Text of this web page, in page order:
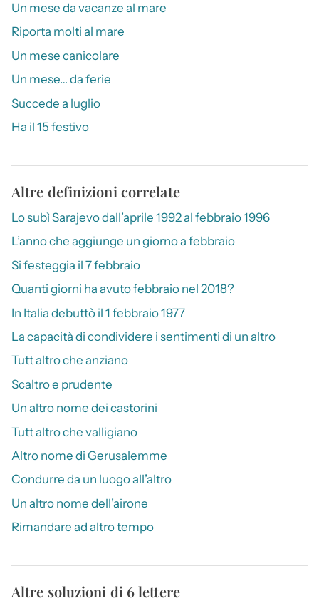
Un mese da vacanze al mare
Riporta molti al mare
Un mese canicolare
Un mese… da ferie
Succede a luglio
Ha il 15 festivo
Altre definizioni correlate
Lo subì Sarajevo dall’aprile 1992 al febbraio 1996
L’anno che aggiunge un giorno a febbraio
Si festeggia il 7 febbraio
Quanti giorni ha avuto febbraio nel 2018?
In Italia debuttò il 1 febbraio 1977
La capacità di condividere i sentimenti di un altro
Tutt altro che anziano
Scaltro e prudente
Un altro nome dei castorini
Tutt altro che valligiano
Altro nome di Gerusalemme
Condurre da un luogo all’altro
Un altro nome dell’airone
Rimandare ad altro tempo
Altre soluzioni di 6 lettere